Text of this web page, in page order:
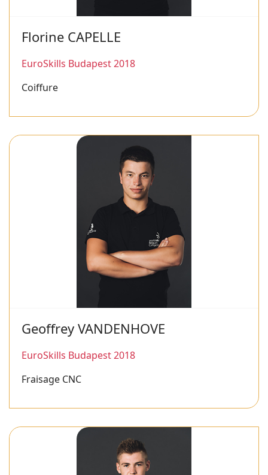
Florine CAPELLE
EuroSkills Budapest 2018
Coiffure
Geoffrey VANDENHOVE
EuroSkills Budapest 2018
Fraisage CNC